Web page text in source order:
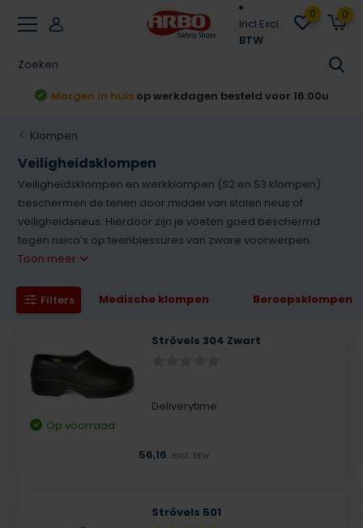
Incl.Excl.
BTW
0 0
Morgen in huis op werkdagen besteld voor 16:00u
Klompen
Veiligheidsklompen
Veiligheidsklompen en werkklompen (S2 en S3 klompen)
beschermen de tenen door middel van stalen neus of
veiligheidsneus. Hierdoor zijn je voeten goed beschermd
tegen risico’s op teenblessures van zware voorwerpen.
Toon meer
Filters Medische klompen Beroepsklompen
Strövels 304 Zwart
Deliverytime
Op voorraad
56,16 excl. btw
Strövels 501